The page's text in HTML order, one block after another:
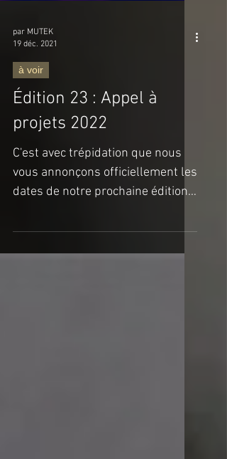
19 déc. 2021
à voir
Édition 23 : Appel à
projets 2022
C'est avec trépidation que nous
vous annonçons officiellement les
Nous vous attendons du 22 au 28
août...